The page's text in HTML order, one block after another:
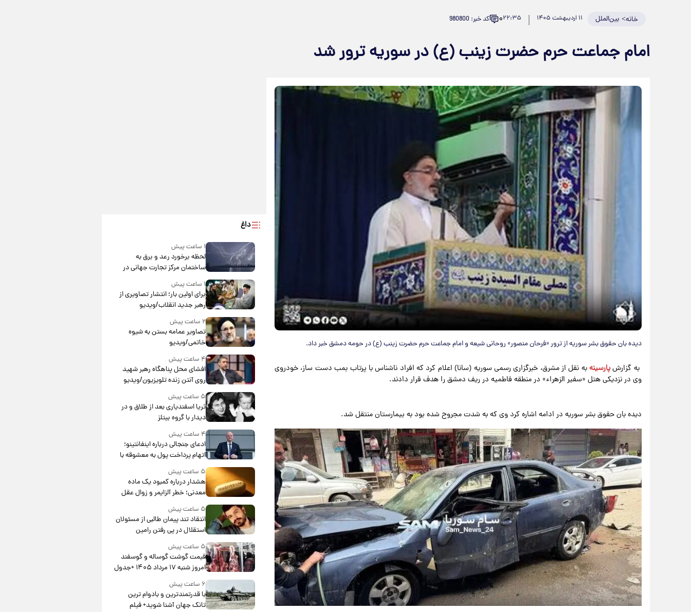
خانه> بین‌الملل ۱۱ اردیبهشت ۱۴۰۵ ۲۲:۳۵۰ کد خبر: 980800
امام جماعت حرم حضرت زینب (ع) در سوریه ترور شد
دیده بان حقوق بشر سوریه از ترور «فرحان منصور» روحانی شیعه و امام جماعت حرم حضرت زینب (ع) در حومه دمشق خبر داد.
​به گزارشپارسینهبه نقل از مشرق، خبرگزاری رسمی سوریه (سانا) اعلام کرد که افراد ناشناس با پرتاب بمب دست ساز، خودروی
وی در نزدیکی هتل «سفیر الزهراء» در منطقه فاطمیه در ریف دمشق را هدف قرار دادند.
دیده بان حقوق بشر سوریه در ادامه اشاره کرد وی که به شدت مجروح شده بود به بیمارستان منتقل شد.
داغ
۱ ساعت پیش
لحظه برخورد رعد و برق به
ساختمان مرکز تجارت جهانی در
آمریکا + فیلم
۱ ساعت پیش
برای اولین بار؛ انتشار تصاویری از
رهبر جدید انقلاب/ویدیو
۲ ساعت پیش
تصاویر عمامه بستن به شیوه
خاتمی/ویدیو
۴ ساعت پیش
افشای محل پناهگاه‌ رهبر شهید
روی آنتن زنده تلویزیون/ویدیو
۵ ساعت پیش
ثریا اسفندیاری بعد از طلاق و در
دیدار با گروه بیتلز
۴ ساعت پیش
ادعای جنجالی درباره اینفانتینو؛
اتهام پرداخت پول به معشوقه با
درآمد یوفا
۵ ساعت پیش
هشدار درباره کمبود یک ماده
معدنی؛ خطر آلزایمر و زوال عقل
افزایش می‌یابد؟
۵ ساعت پیش
انتقاد تند پیمان طالبی از مسئولان
استقلال در پی رفتن رامین
رضاییان+ عکس
۵ ساعت پیش
قیمت گوشت گوساله و گوسفند
امروز شنبه ۱۷ مرداد ۱۴۰۵ +جدول
۶ ساعت پیش
با قدرتمندترین و بادوام ترین
تانک جهان آشنا شوید+ فیلم